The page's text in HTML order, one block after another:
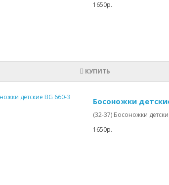
1650р.
КУПИТЬ
Босоножки
(32-37) Босоножки
1650р.